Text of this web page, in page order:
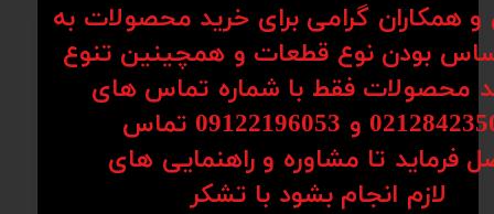
ساپورت مهره BGS
همکاران گرامی برای خرید محصولات به
بودن نوع قطعات و همچینین تنوع
کد محصولات فقط با شماره تماس های
و 09122196053​​​​​​​ تماس
فرماید تا مشاوره و راهنمایی های
​​​​​​​لازم انجام بشود با تشکر​​​​​​​